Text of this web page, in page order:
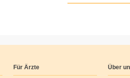
Für Ärzte Über